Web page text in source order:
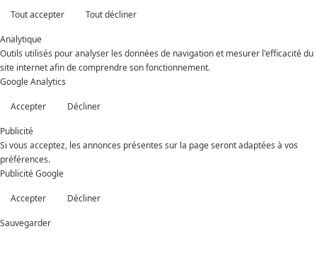
Tout accepter Tout décliner
Analytique
Outils utilisés pour analyser les données de navigation et mesurer l'efficacité du
site internet afin de comprendre son fonctionnement.
Google Analytics
Accepter Décliner
Publicité
Si vous acceptez, les annonces présentes sur la page seront adaptées à vos
préférences.
Publicité Google
Accepter Décliner
Sauvegarder